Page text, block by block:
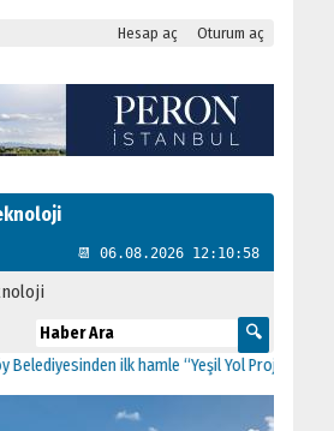
Hesap aç Oturum aç
📆 06.08.2026 12:10:59
ilk hamle “Yeşil Yol Projesi” 00:09